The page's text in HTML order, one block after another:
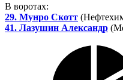
В воротах:
29. Мунро Скотт
41. Лазушин Александр